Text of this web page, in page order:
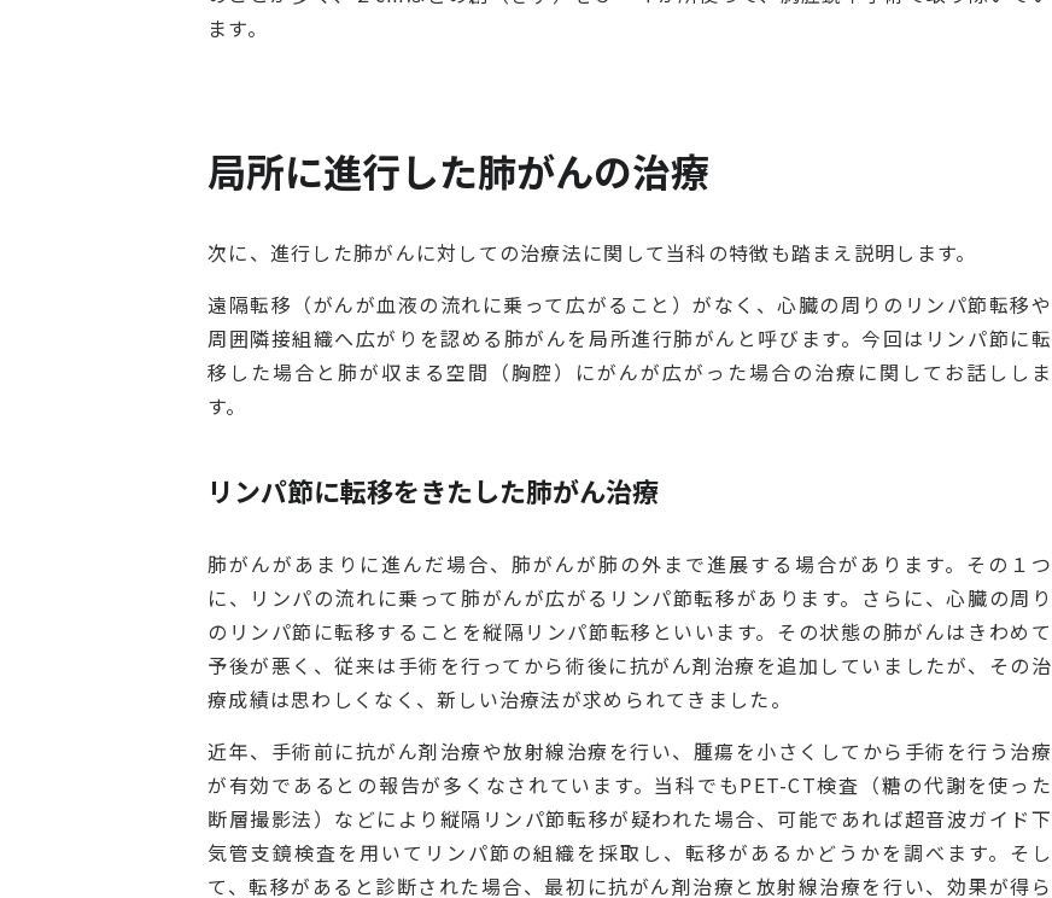
ます。
局所に進行した肺がんの治療
次に、進行した肺がんに対しての治療法に関して当科の特徴も踏まえ説明します。
遠隔転移（がんが血液の流れに乗って広がること）がなく、心臓の周りのリンパ節転移や
周囲隣接組織へ広がりを認める肺がんを局所進行肺がんと呼びます。今回はリンパ節に転
移した場合と肺が収まる空間（胸腔）にがんが広がった場合の治療に関してお話ししま
す。
リンパ節に転移をきたした肺がん治療
肺がんがあまりに進んだ場合、肺がんが肺の外まで進展する場合があります。その１つ
に、リンパの流れに乗って肺がんが広がるリンパ節転移があります。さらに、心臓の周り
のリンパ節に転移することを縦隔リンパ節転移といいます。その状態の肺がんはきわめて
予後が悪く、従来は手術を行ってから術後に抗がん剤治療を追加していましたが、その治
療成績は思わしくなく、新しい治療法が求められてきました。
近年、手術前に抗がん剤治療や放射線治療を行い、腫瘍を小さくしてから手術を行う治療
が有効であるとの報告が多くなされています。当科でもPET-CT検査（糖の代謝を使った
断層撮影法）などにより縦隔リンパ節転移が疑われた場合、可能であれば超音波ガイド下
気管支鏡検査を用いてリンパ節の組織を採取し、転移があるかどうかを調べます。そし
て、転移があると診断された場合、最初に抗がん剤治療と放射線治療を行い、効果が得ら